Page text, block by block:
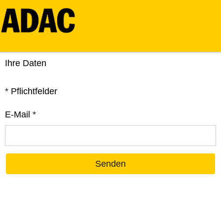
Ihre Daten
* Pflichtfelder
E-Mail *
Senden